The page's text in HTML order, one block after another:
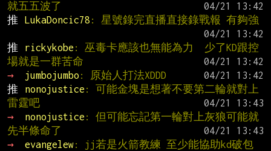
就五五波了
推
LukaDoncic78 : 星號錄完直播直接錄戰報 有夠強
推
rickykobe : 巫毒卡應該也無能為力  少了KD跟控
場就是一群苦命
→
jumbojumbo : 原始人打法XDDD
推
nonojustice : 可能金塊是想著不要第二輪就對上
雷霆吧
→
nonojustice : 但可能忘記第一輪對上灰狼可能就
先半條命了
→
evangelew: jj若是火箭教練 至少能協助kd破包